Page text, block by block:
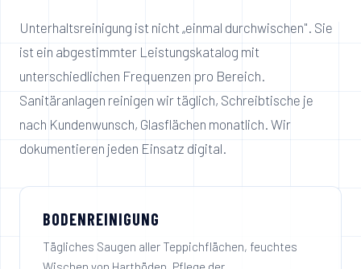
Unterhaltsreinigung ist nicht „einmal durchwischen". Sie
ist ein abgestimmter Leistungskatalog mit
unterschiedlichen Frequenzen pro Bereich.
Sanitäranlagen reinigen wir täglich, Schreibtische je
nach Kundenwunsch, Glasflächen monatlich. Wir
dokumentieren jeden Einsatz digital.
BODENREINIGUNG
Tägliches Saugen aller Teppichflächen, feuchtes